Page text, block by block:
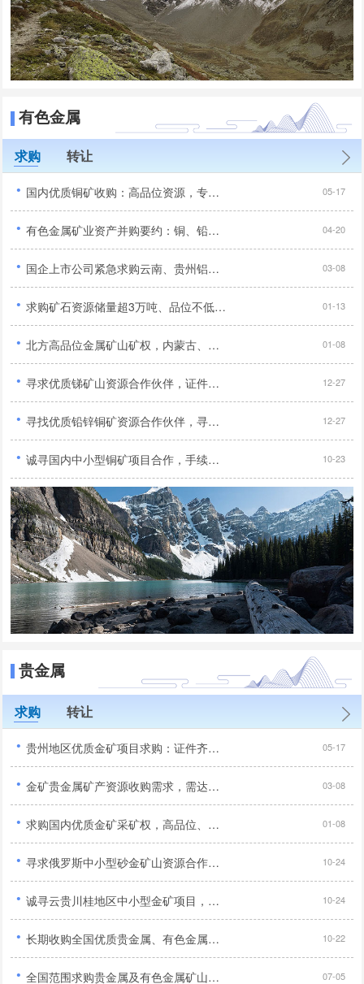
有色金属
求购 转让
· 国内优质铜矿收购：高品位资源，专业收购，全国范围合作... 05-17
· 有色金属矿业资产并购要约：铜、铅锌、镍等矿种专项采购... 04-20
· 国企上市公司紧急求购云南、贵州铝土矿及新疆、内蒙古煤炭与铝土矿资源... 03-08
· 求购矿石资源储量超3万吨、品位不低于1%的优质铜矿... 01-13
· 北方高品位金属矿山矿权，内蒙古、河北地区优先，需合法、无纠纷... 01-08
· 寻求优质锑矿山资源合作伙伴，证件齐全、无纠纷、纯度高，期待合作！... 12-27
· 寻找优质铅锌铜矿资源合作伙伴，寻求合法合规、储量大、品位高的矿产资源！... 12-27
· 诚寻国内中小型铜矿项目合作，手续齐全勘探报告完整优先... 10-23
贵金属
求购 转让
· 贵州地区优质金矿项目求购：证件齐全、产权清晰、无纠纷无诉讼... 05-17
· 金矿贵金属矿产资源收购需求，需达到5-10吨以上... 03-08
· 求购国内优质金矿采矿权，高品位、证件齐全、交通优势... 01-08
· 寻求俄罗斯中小型砂金矿山资源合作，手续齐全工业品位达标优先... 10-24
· 诚寻云贵川桂地区中小型金矿项目，采矿探矿权均可合作... 10-24
· 长期收购全国优质贵金属、有色金属矿山资源，以金铜为主欢迎洽谈合作... 10-22
· 全国范围求购贵金属及有色金属矿山：金、铜、铅锌矿 - 规模大、品位高... 07-05